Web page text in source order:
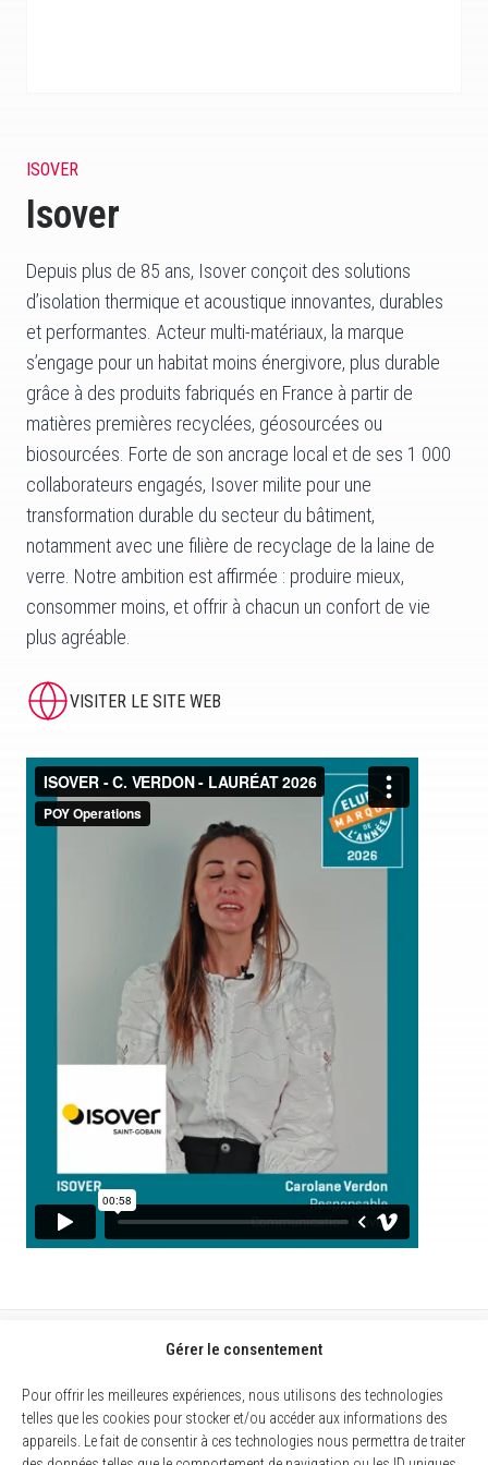
Gérer le consentement
Pour offrir les meilleures expériences, nous utilisons des technologies
telles que les cookies pour stocker et/ou accéder aux informations des
appareils. Le fait de consentir à ces technologies nous permettra de traiter
ISOVER
Isover
Depuis plus de 85 ans, Isover conçoit des solutions
d’isolation thermique et acoustique innovantes, durables
et performantes. Acteur multi-matériaux, la marque
s’engage pour un habitat moins énergivore, plus durable
grâce à des produits fabriqués en France à partir de
matières premières recyclées, géosourcées ou
biosourcées. Forte de son ancrage local et de ses 1 000
collaborateurs engagés, Isover milite pour une
transformation durable du secteur du bâtiment,
notamment avec une filière de recyclage de la laine de
verre. Notre ambition est affirmée : produire mieux,
consommer moins, et offrir à chacun un confort de vie
plus agréable.
VISITER LE SITE WEB